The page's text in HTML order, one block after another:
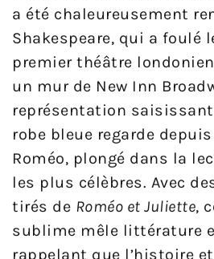
a été chaleureusement
Shakespeare, qui a foulé
premier théâtre
un mur de New Inn
représentation
robe bleue regarde
Roméo, plongé dans la
les plus célèbres. Avec
tirés de Roméo et Juliette,
sublime mêle littérature
rappelant que l’histoire